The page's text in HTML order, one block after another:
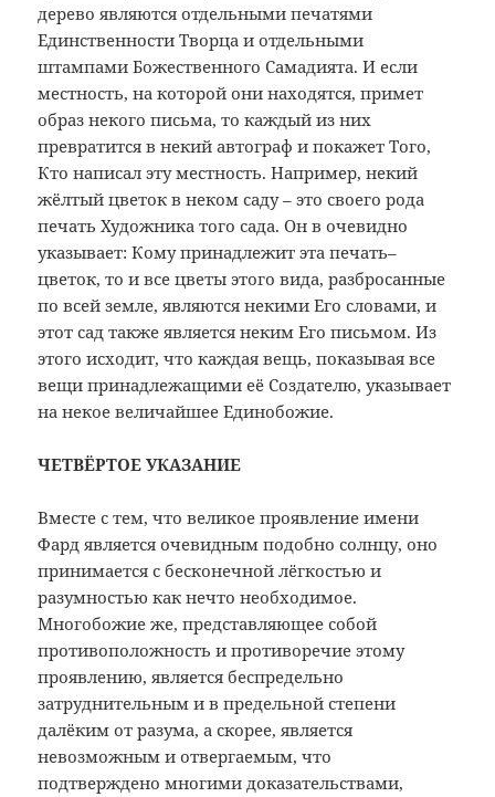
дерево являются отдельными печатями
Единственности Творца и отдельными
штампами Божественного Самадията. И если
местность, на которой они находятся, примет
образ некого письма, то каждый из них
превратится в некий автограф и покажет Того,
Кто написал эту местность. Например, некий
жёлтый цветок в неком саду – это своего рода
печать Художника того сада. Он в очевидно
указывает: Кому принадлежит эта печать–
цветок, то и все цветы этого вида, разбросанные
по всей земле, являются некими Его словами, и
этот сад также является неким Его письмом. Из
этого исходит, что каждая вещь, показывая все
вещи принадлежащими её Создателю, указывает
на некое величайшее Единобожие.
ЧЕТВЁРТОЕ УКАЗАНИЕ
Вместе с тем, что великое проявление имени
Фард является очевидным подобно солнцу, оно
принимается с бесконечной лёгкостью и
разумностью как нечто необходимое.
Многобожие же, представляющее собой
противоположность и противоречие этому
проявлению, является беспредельно
затруднительным и в предельной степени
далёким от разума, а скорее, является
невозможным и отвергаемым, что
подтверждено многими доказательствами,